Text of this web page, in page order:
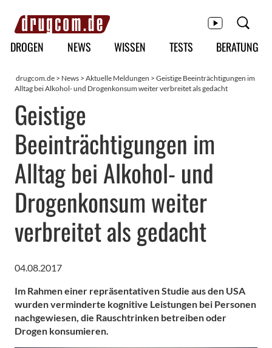
Hauptmenü
DROGEN NEWS WISSEN TESTS BERATUNG
drugcom.de > News > Aktuelle Meldungen > Geistige Beeinträchtigungen im
Alltag bei Alkohol- und Drogenkonsum weiter verbreitet als gedacht
Geistige
Beeinträchtigungen im
Alltag bei Alkohol- und
Drogenkonsum weiter
verbreitet als gedacht
04.08.2017
Im Rahmen einer repräsentativen Studie aus den USA
wurden verminderte kognitive Leistungen bei Personen
nachgewiesen, die Rauschtrinken betreiben oder
Drogen konsumieren.